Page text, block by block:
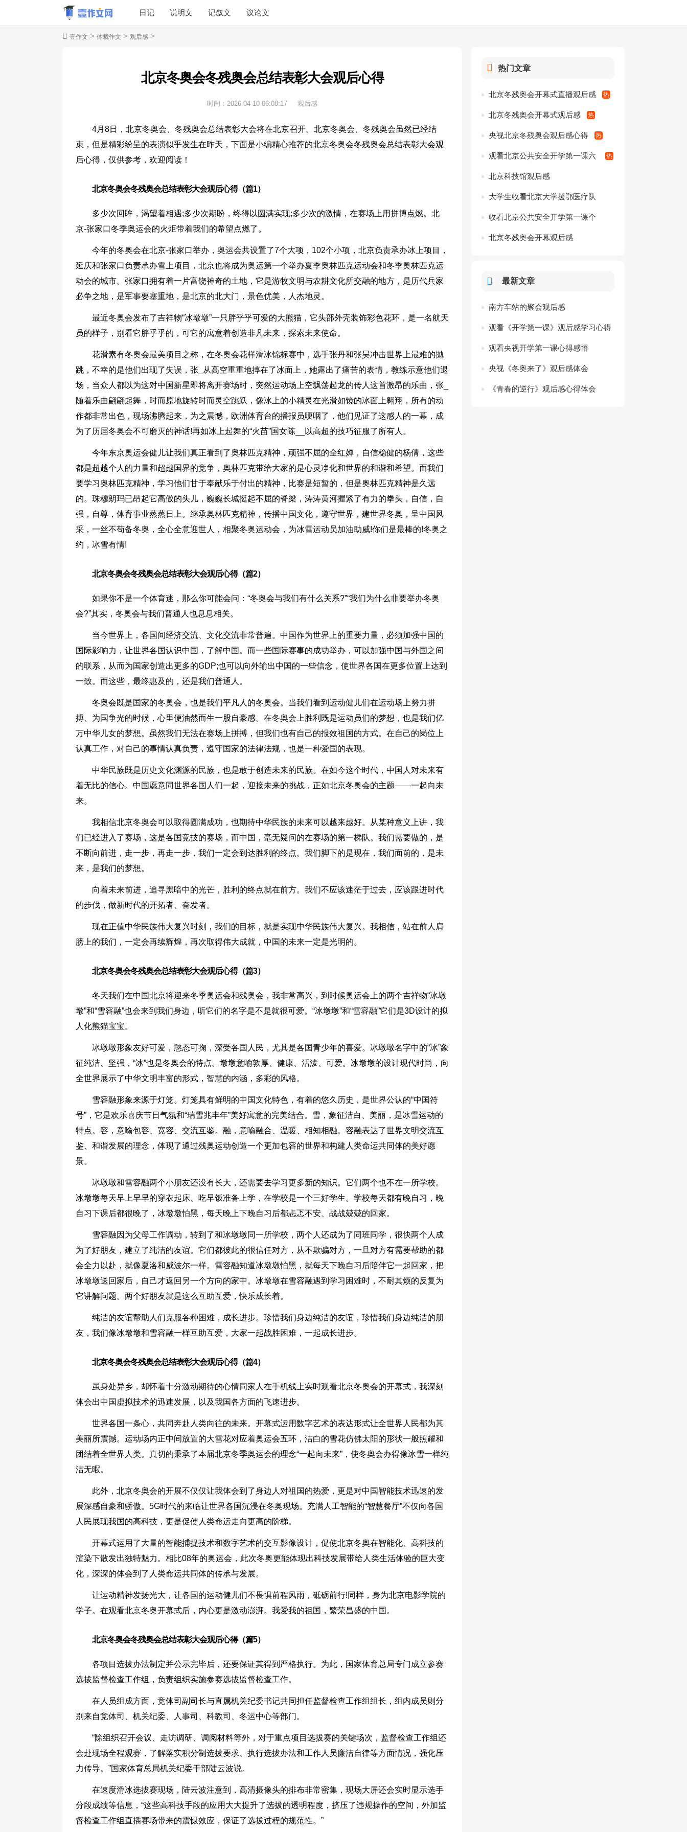
日记 说明文 记叙文 议论文
壹作文 > 体裁作文 > 观后感 >
北京冬奥会冬残奥会总结表彰大会观后心得
时间： 2026-04-10 06:08:17 观后感
4月8日，北京冬奥会、冬残奥会总结表彰大会将在北京召开。北京冬奥会、冬残奥会虽然已经结
束，但是精彩纷呈的表演似乎发生在昨天，下面是小编精心推荐的北京冬奥会冬残奥会总结表彰大会观
后心得，仅供参考，欢迎阅读！
北京冬奥会冬残奥会总结表彰大会观后心得（篇1）
多少次回眸，渴望着相遇;多少次期盼，终得以圆满实现;多少次的激情，在赛场上用拼博点燃。北
京-张家口冬季奥运会的火炬带着我们的希望点燃了。
今年的冬奥会在北京-张家口举办，奥运会共设置了7个大项，102个小项，北京负责承办冰上项目，
延庆和张家口负责承办雪上项目，北京也将成为奥运第一个举办夏季奥林匹克运动会和冬季奥林匹克运
动会的城市。张家口拥有着一片富饶神奇的土地，它是游牧文明与农耕文化所交融的地方，是历代兵家
必争之地，是军事要塞重地，是北京的北大门，景色优美，人杰地灵。
最近冬奥会发布了吉祥物“冰墩墩”一只胖乎乎可爱的大熊猫，它头部外壳装饰彩色花环，是一名航天
员的样子，别看它胖乎乎的，可它的寓意着创造非凡未来，探索未来使命。
花滑素有冬奥会最美项目之称，在冬奥会花样滑冰锦标赛中，选手张丹和张昊冲击世界上最难的抛
跳，不幸的是他们出现了失误，张_从高空重重地摔在了冰面上，她露出了痛苦的表情，教练示意他们退
场，当众人都以为这对中国新星即将离开赛场时，突然运动场上空飘荡起龙的传人这首激昂的乐曲，张_
随着乐曲翩翩起舞，时而原地旋转时而灵空跳跃，像冰上的小精灵在光滑如镜的冰面上翱翔，所有的动
作都非常出色，现场沸腾起来，为之震憾，欧洲体育台的播报员哽咽了，他们见证了这感人的一幕，成
为了历届冬奥会不可磨灭的神话!再如冰上起舞的“火苗”国女陈__以高超的技巧征服了所有人。
今年东京奥运会健儿让我们真正看到了奥林匹克精神，顽强不屈的全红婵，自信稳健的杨倩，这些
都是超越个人的力量和超越国界的竞争，奥林匹克带给大家的是心灵净化和世界的和谐和希望。而我们
要学习奥林匹克精神，学习他们甘于奉献乐于付出的精神，比赛是短暂的，但是奥林匹克精神是久远
的。珠穆朗玛已昂起它高傲的头儿，巍巍长城挺起不屈的脊梁，涛涛黄河握紧了有力的拳头，自信，自
强，自尊，体育事业蒸蒸日上。继承奥林匹克精神，传播中国文化，遵守世界，建世界冬奥，呈中国风
采，一丝不苟备冬奥，全心全意迎世人，相聚冬奥运动会，为冰雪运动员加油助威!你们是最棒的!冬奥之
约，冰雪有情!
北京冬奥会冬残奥会总结表彰大会观后心得（篇2）
如果你不是一个体育迷，那么你可能会问：“冬奥会与我们有什么关系?”“我们为什么非要举办冬奥
会?”其实，冬奥会与我们普通人也息息相关。
当今世界上，各国间经济交流、文化交流非常普遍。中国作为世界上的重要力量，必须加强中国的
国际影响力，让世界各国认识中国，了解中国。而一些国际赛事的成功举办，可以加强中国与外国之间
的联系，从而为国家创造出更多的GDP;也可以向外输出中国的一些信念，使世界各国在更多位置上达到
一致。而这些，最终惠及的，还是我们普通人。
冬奥会既是国家的冬奥会，也是我们平凡人的冬奥会。当我们看到运动健儿们在运动场上努力拼
搏、为国争光的时候，心里便油然而生一股自豪感。在冬奥会上胜利既是运动员们的梦想，也是我们亿
万中华儿女的梦想。虽然我们无法在赛场上拼搏，但我们也有自己的报效祖国的方式。在自己的岗位上
认真工作，对自己的事情认真负责，遵守国家的法律法规，也是一种爱国的表现。
中华民族既是历史文化渊源的民族，也是敢于创造未来的民族。在如今这个时代，中国人对未来有
着无比的信心。中国愿意同世界各国人们一起，迎接未来的挑战，正如北京冬奥会的主题——一起向未
来。
我相信北京冬奥会可以取得圆满成功，也期待中华民族的未来可以越来越好。从某种意义上讲，我
们已经进入了赛场，这是各国竞技的赛场，而中国，毫无疑问的在赛场的第一梯队。我们需要做的，是
不断向前进，走一步，再走一步，我们一定会到达胜利的终点。我们脚下的是现在，我们面前的，是未
来，是我们的梦想。
向着未来前进，追寻黑暗中的光芒，胜利的终点就在前方。我们不应该迷茫于过去，应该跟进时代
的步伐，做新时代的开拓者、奋发者。
现在正值中华民族伟大复兴时刻，我们的目标，就是实现中华民族伟大复兴。我相信，站在前人肩
膀上的我们，一定会再续辉煌，再次取得伟大成就，中国的未来一定是光明的。
北京冬奥会冬残奥会总结表彰大会观后心得（篇3）
冬天我们在中国北京将迎来冬季奥运会和残奥会，我非常高兴，到时候奥运会上的两个吉祥物“冰墩
墩”和“雪容融”也会来到我们身边，听它们的名字是不是就很可爱。“冰墩墩”和“雪容融”它们是3D设计的拟
人化熊猫宝宝。
冰墩墩形象友好可爱，憨态可掬，深受各国人民，尤其是各国青少年的喜爱。冰墩墩名字中的“冰”象
征纯洁、坚强，“冰”也是冬奥会的特点。墩墩意喻敦厚、健康、活泼、可爱。冰墩墩的设计现代时尚，向
全世界展示了中华文明丰富的形式，智慧的内涵，多彩的风格。
雪容融形象来源于灯笼。灯笼具有鲜明的中国文化特色，有着的悠久历史，是世界公认的“中国符
号”，它是欢乐喜庆节日气氛和“瑞雪兆丰年”美好寓意的完美结合。雪，象征洁白、美丽，是冰雪运动的
特点。容，意喻包容、宽容、交流互鉴。融，意喻融合、温暖、相知相融。容融表达了世界文明交流互
鉴、和谐发展的理念，体现了通过残奥运动创造一个更加包容的世界和构建人类命运共同体的美好愿
景。
冰墩墩和雪容融两个小朋友还没有长大，还需要去学习更多新的知识。它们两个也不在一所学校。
冰墩墩每天早上早早的穿衣起床、吃早饭准备上学，在学校是一个三好学生。学校每天都有晚自习，晚
自习下课后都很晚了，冰墩墩怕黑，每天晚上下晚自习后都忐忑不安、战战兢兢的回家。
雪容融因为父母工作调动，转到了和冰墩墩同一所学校，两个人还成为了同班同学，很快两个人成
为了好朋友，建立了纯洁的友谊。它们都彼此的很信任对方，从不欺骗对方，一旦对方有需要帮助的都
会全力以赴，就像夏洛和威波尔一样。雪容融知道冰墩墩怕黑，就每天下晚自习后陪伴它一起回家，把
冰墩墩送回家后，自己才返回另一个方向的家中。冰墩墩在雪容融遇到学习困难时，不耐其烦的反复为
它讲解问题。两个好朋友就是这么互助互爱，快乐成长着。
纯洁的友谊帮助人们克服各种困难，成长进步。珍惜我们身边纯洁的友谊，珍惜我们身边纯洁的朋
友，我们像冰墩墩和雪容融一样互助互爱，大家一起战胜困难，一起成长进步。
北京冬奥会冬残奥会总结表彰大会观后心得（篇4）
虽身处异乡，却怀着十分激动期待的心情同家人在手机线上实时观看北京冬奥会的开幕式，我深刻
体会出中国虚拟技术的迅速发展，以及我国各方面的飞速进步。
世界各国一条心，共同奔赴人类向往的未来。开幕式运用数字艺术的表达形式让全世界人民都为其
美丽所震撼。运动场内正中间放置的大雪花对应着奥运会五环，洁白的雪花仿佛太阳的形状一般照耀和
团结着全世界人类。真切的秉承了本届北京冬季奥运会的理念“一起向未来”，使冬奥会办得像冰雪一样纯
洁无暇。
此外，北京冬奥会的开展不仅仅让我体会到了身边人对祖国的热爱，更是对中国智能技术迅速的发
展深感自豪和骄傲。5G时代的来临让世界各国沉浸在冬奥现场。充满人工智能的“智慧餐厅”不仅向各国
人民展现我国的高科技，更是促使人类命运走向更高的阶梯。
开幕式运用了大量的智能捕捉技术和数字艺术的交互影像设计，促使北京冬奥在智能化、高科技的
渲染下散发出独特魅力。相比08年的奥运会，此次冬奥更能体现出科技发展带给人类生活体验的巨大变
化，深深的体会到了人类命运共同体的传承与发展。
让运动精神发扬光大，让各国的运动健儿们不畏惧前程风雨，砥砺前行!同样，身为北京电影学院的
学子。在观看北京冬奥开幕式后，内心更是激动澎湃。我爱我的祖国，繁荣昌盛的中国。
北京冬奥会冬残奥会总结表彰大会观后心得（篇5）
各项目选拔办法制定并公示完毕后，还要保证其得到严格执行。为此，国家体育总局专门成立参赛
选拔监督检查工作组，负责组织实施参赛选拔监督检查工作。
在人员组成方面，竞体司副司长与直属机关纪委书记共同担任监督检查工作组组长，组内成员则分
别来自竞体司、机关纪委、人事司、科教司、冬运中心等部门。
“除组织召开会议、走访调研、调阅材料等外，对于重点项目选拔赛的关键场次，监督检查工作组还
会赴现场全程观赛，了解落实积分制选拔要求、执行选拔办法和工作人员廉洁自律等方面情况，强化压
力传导。”国家体育总局机关纪委干部陆云波说。
在速度滑冰选拔赛现场，陆云波注意到，高清摄像头的排布非常密集，现场大屏还会实时显示选手
分段成绩等信息，“这些高科技手段的应用大大提升了选拔的透明程度，挤压了违规操作的空间，外加监
督检查工作组直插赛场带来的震慑效应，保证了选拔过程的规范性。”
热门文章
北京冬残奥会开幕式直播观后感
北京冬残奥会开幕式观后感
央视北京冬残奥会观后感心得
观看北京公共安全开学第一课六
年级观后感
北京科技馆观后感
大学生收看北京大学援鄂医疗队
事迹观后感作文
收看北京公共安全开学第一课个
人有感
北京冬残奥会开幕观后感
最新文章
南方车站的聚会观后感
观看《开学第一课》观后感学习心得
观看央视开学第一课心得感悟
央视《冬奥来了》观后感体会
《青春的逆行》观后感心得体会